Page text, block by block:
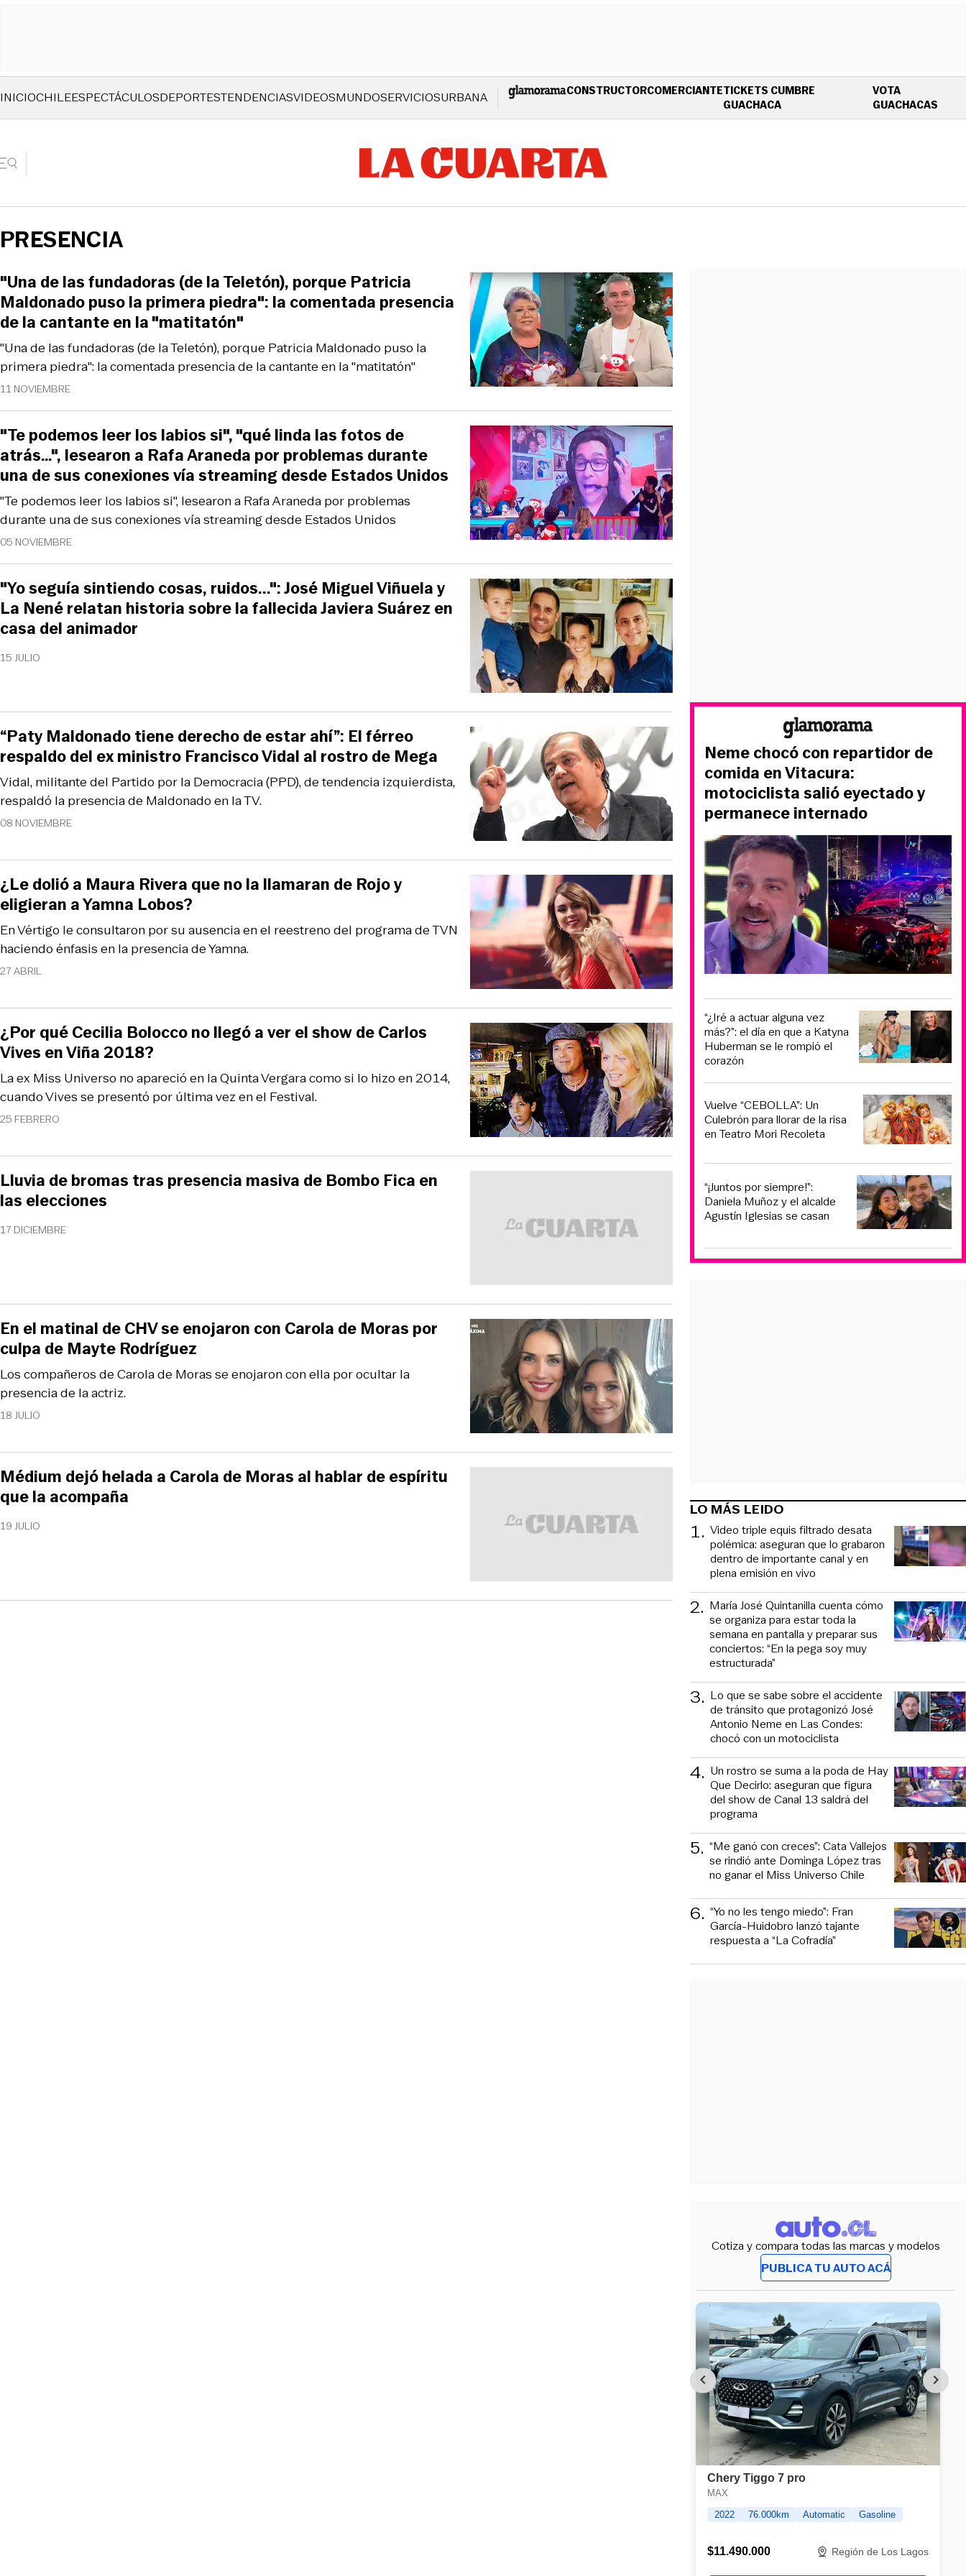
INICIOCHILEESPECTÁCULOSDEPORTESTENDENCIASVIDEOSMUNDOSERVICIOSURBANA CONSTRUCTORCOMERCIANTETICKETS CUMBRE
GUACHACAOPENS IN NEW WINDOW
VOTA
GUACHACAS
PRESENCIA
11 NOVIEMBRE
"Una de las fundadoras (de la Teletón), porque Patricia Maldonado puso la
primera piedra": la comentada presencia de la cantante en la "matitatón"
"Una de las fundadoras (de la Teletón), porque Patricia
Maldonado puso la primera piedra": la comentada presencia
de la cantante en la "matitatón"
05 NOVIEMBRE
"Te podemos leer los labios si", lesearon a Rafa Araneda por problemas
durante una de sus conexiones vía streaming desde Estados Unidos
"Te podemos leer los labios si", "qué linda las fotos de
atrás…", lesearon a Rafa Araneda por problemas durante
una de sus conexiones vía streaming desde Estados Unidos
15 JULIO
"Yo seguía sintiendo cosas, ruidos...": José Miguel Viñuela y
La Nené relatan historia sobre la fallecida Javiera Suárez en
casa del animador
08 NOVIEMBRE
Vidal, militante del Partido por la Democracia (PPD), de tendencia izquierdista,
respaldó la presencia de Maldonado en la TV.
“Paty Maldonado tiene derecho de estar ahí”: El férreo
respaldo del ex ministro Francisco Vidal al rostro de Mega
27 ABRIL
En Vértigo le consultaron por su ausencia en el reestreno del programa de TVN
haciendo énfasis en la presencia de Yamna.
¿Le dolió a Maura Rivera que no la llamaran de Rojo y
eligieran a Yamna Lobos?
25 FEBRERO
La ex Miss Universo no apareció en la Quinta Vergara como si lo hizo en 2014,
cuando Vives se presentó por última vez en el Festival.
¿Por qué Cecilia Bolocco no llegó a ver el show de Carlos
Vives en Viña 2018?
17 DICIEMBRE
Lluvia de bromas tras presencia masiva de Bombo Fica en
las elecciones
18 JULIO
Los compañeros de Carola de Moras se enojaron con ella por ocultar la
presencia de la actriz.
En el matinal de CHV se enojaron con Carola de Moras por
culpa de Mayte Rodríguez
19 JULIO
Médium dejó helada a Carola de Moras al hablar de espíritu
que la acompaña
Neme chocó con repartidor de
comida en Vitacura:
motociclista salió eyectado y
permanece internado
“¿Iré a actuar alguna vez
más?”: el día en que a Katyna
Huberman se le rompió el
corazón
Vuelve “CEBOLLA”: Un
Culebrón para llorar de la risa
en Teatro Mori Recoleta
“¡Juntos por siempre!”:
Daniela Muñoz y el alcalde
Agustín Iglesias se casan
LO MÁS LEIDO
1. Video triple equis filtrado desata
polémica: aseguran que lo grabaron
dentro de importante canal y en
plena emisión en vivo
2. María José Quintanilla cuenta cómo
se organiza para estar toda la
semana en pantalla y preparar sus
conciertos: “En la pega soy muy
estructurada”
3. Lo que se sabe sobre el accidente
de tránsito que protagonizó José
Antonio Neme en Las Condes:
chocó con un motociclista
4. Un rostro se suma a la poda de Hay
Que Decirlo: aseguran que figura
del show de Canal 13 saldrá del
programa
5. “Me ganó con creces”: Cata Vallejos
se rindió ante Dominga López tras
no ganar el Miss Universo Chile
6. “Yo no les tengo miedo”: Fran
García-Huidobro lanzó tajante
respuesta a “La Cofradía”
Cotiza y compara todas las marcas y modelos
PUBLICA TU AUTO ACÁ